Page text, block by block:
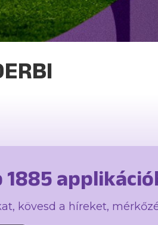
1885
kövesd a híreket,